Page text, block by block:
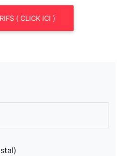
( CLICK ICI )